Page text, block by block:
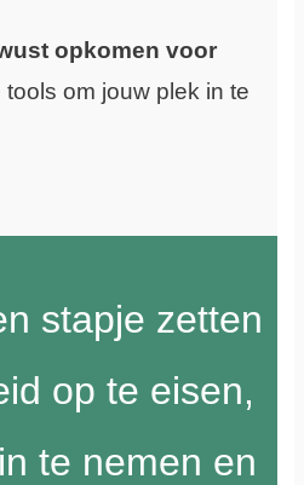
opkomen voor
om jouw plek in te
stapje zetten
op te eisen,
te nemen en